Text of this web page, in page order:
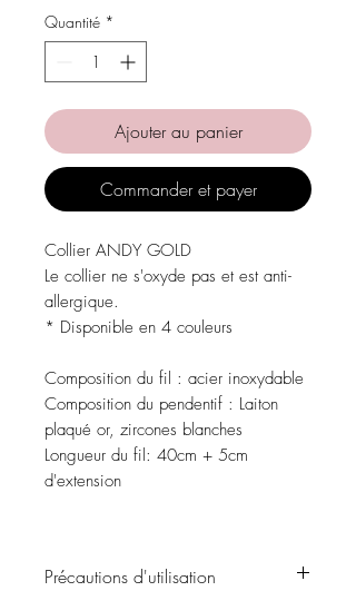
Quantité *
Ajouter au panier
Commander et payer
Collier ANDY GOLD
Le collier ne s'oxyde pas et est anti-
allergique.
* Disponible en 4 couleurs
Composition du fil : acier inoxydable
Composition du pendentif : Laiton
plaqué or, zircones blanches
Longueur du fil: 40cm + 5cm
d'extension
Précautions d'utilisation